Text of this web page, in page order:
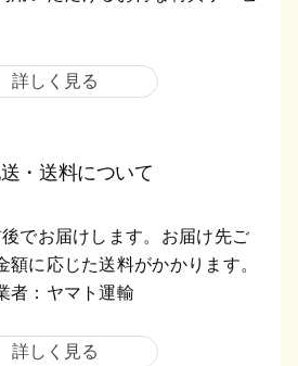
詳しく見る
・送料について
でお届けします。お届け先ご
額に応じた送料がかかります。
者：ヤマト運輸
詳しく見る